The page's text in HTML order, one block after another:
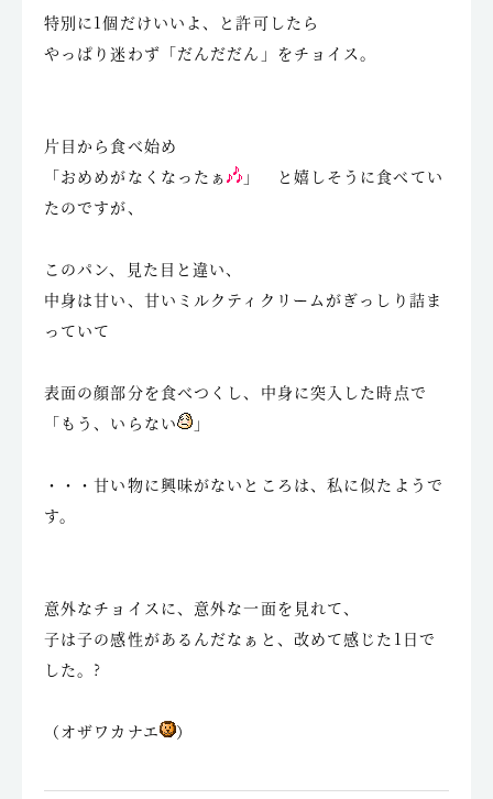
特別に1個だけいいよ、と許可したら
やっぱり迷わず「だんだだん」をチョイス。
片目から食べ始め
「おめめがなくなったぁ
」 と嬉しそうに食べてい
たのですが、
このパン、見た目と違い、
中身は甘い、甘いミルクティクリームがぎっしり詰ま
っていて
表面の顔部分を食べつくし、中身に突入した時点で
「もう、いらない
」
・・・甘い物に興味がないところは、私に似たようで
す。
意外なチョイスに、意外な一面を見れて、
子は子の感性があるんだなぁと、改めて感じた1日で
した。?
（オザワカナエ ）